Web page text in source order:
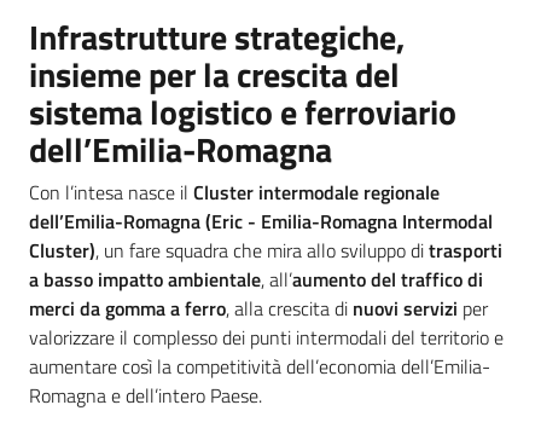
Novità
Servizi
Leggi Atti Bandi
Piani Programmi
Progetti
Infrastrutture strategiche,
insieme per la crescita del
sistema logistico e ferroviario
dell’Emilia-Romagna
Con l’intesa nasce il Cluster intermodale regionale
dell’Emilia-Romagna (Eric - Emilia-Romagna Intermodal
Cluster), un fare squadra che mira allo sviluppo ditrasporti
a basso impatto ambientale, all’aumento del traffico di
merci da gomma a ferro, alla crescita di nuovi servizi per
valorizzare il complesso dei punti intermodali del territorio e
aumentare così la competitività dell’economia dell’Emilia-
Romagna e dell’intero Paese.